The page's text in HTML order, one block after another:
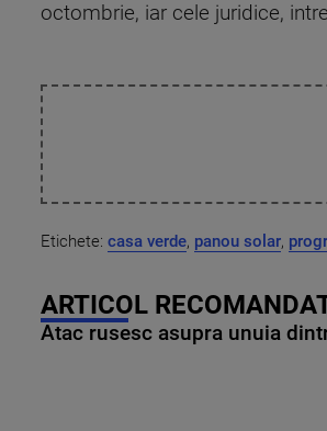
octombrie, iar cele juridice,
Etichete: casa verde, panou solar,
ARTICOL
Atac rusesc asupra unuia